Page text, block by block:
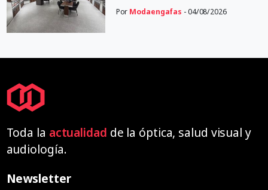
Por Modaengafas - 04/08/2026
Toda la actualidad de la óptica, salud visual y
audiología.
Newsletter